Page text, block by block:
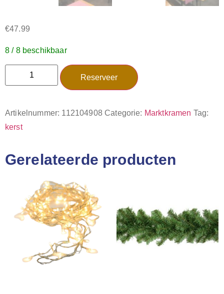
€47.99
8 / 8 beschikbaar
Reserveer
Artikelnummer: 112104908 Categorie: Marktkramen Tag:
kerst
Gerelateerde producten